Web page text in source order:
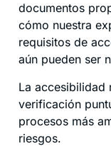
documentos
cómo nuestra
requisitos de
aún pueden ser
La accesibilidad
verificación
procesos más
riesgos.